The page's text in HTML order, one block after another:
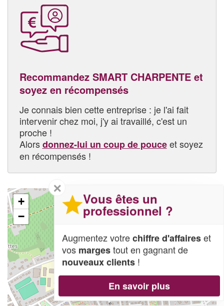
Recommandez SMART CHARPENTE et
soyez en récompensés
Je connais bien cette entreprise : je l'ai fait
intervenir chez moi, j'y ai travaillé, c'est un
proche !
Alorsdonnez-lui un coup de pouceet soyez
en récompensés !
+
−
✕
Vous êtes un
professionnel ?
Augmentez votrechiffre d'affaireset
vos margestout en gagnant de
nouveaux clients !
En savoir plus